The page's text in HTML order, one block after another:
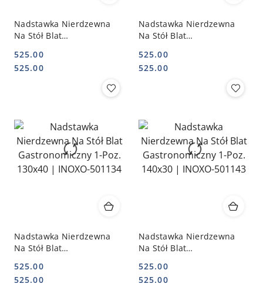
Nadstawka Nierdzewna
Na Stół Blat
120x40 | INOXO-501124
Cena:
525.00
Cena:
525.00
Nadstawka Nierdzewna
Na Stół Blat
130x30 | INOXO-501133
Cena:
525.00
Cena:
525.00
Nadstawka Nierdzewna
Na Stół Blat
130x40 | INOXO-501134
Cena:
525.00
Cena:
525.00
Nadstawka Nierdzewna
Na Stół Blat
140x30 | INOXO-501143
Cena:
525.00
Cena:
525.00